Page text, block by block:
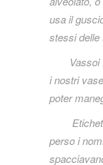
usa il
stessi delle
i nostri
poter
perso i